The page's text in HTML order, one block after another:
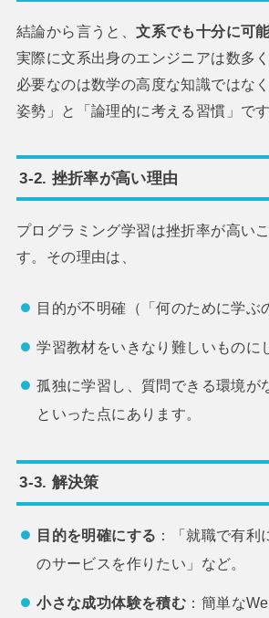
結論から言うと、文系でも十分に可
実際に文系出身のエンジニアは数多
必要なのは数学の高度な知識ではな
姿勢」と「論理的に考える習慣」です
3-2. 挫折率が高い理由
プログラミング学習は挫折率が高い
す。その理由は、
目的が不明確（「何のために学ぶ
学習教材をいきなり難しいものに
孤独に学習し、質問できる環境が
といった点にあります。
3-3. 解決策
目的を明確にする ：「就職で有利
のサービスを作りたい」など。
小さな成功体験を積む ：簡単な